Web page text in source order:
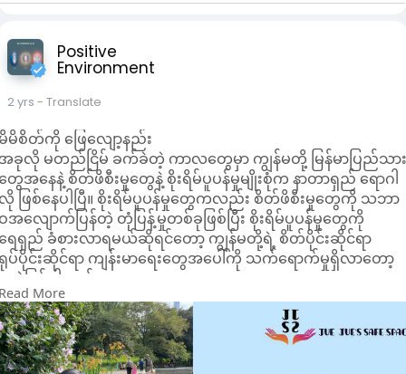
Positive
Environment
2 yrs - Translate
မိစိတ်ကို ဖြေလျော့နည်း
ခုလို မတည်ငြိမ် ခက်ခဲတဲ့ ကာလတွေမှာ ကျွန်မတို့ မြန်မာပြည်သာ
ေအနေနဲ့ စိတ်ဖိစီးမှုတွေနဲ့ စိုးရိမ်ပူပန်မှုမျိုးစုံက နာတာရှည် ရောဂါ
ဖြစ်နေပါပြီ။ စိုးရိမ်ပူပန်မှုတွေကလည်း စိတ်ဖိစီးမှုတွေကို သဘာ
အလျောက်ပြန်တဲ့ တုံပြန့်မှုတစ်ခုဖြစ်ပြီး စိုးရိမ်ပူပန်မှုတွေကို
ေရှည် ခံစားလာရမယ်ဆိုရင်တော့ ကျွန်မတို့ရဲ့ စိတ်ပိုင်းဆိုင်ရာ
ပ်ပိုင်းဆိုင်ရာ ကျန်းမာရေးတွေအပေါ်ကို သက်ရောက်မှုရှိလာတော့
ာပဲဖြစ်ပါတယ်။
ထက်က ဖော်ပြခဲ့သလို စိတ်ပူပန်မှုတွေက သဘာဝအလျောက်
ပြန်တဲ့ တုံ့ပြန်မှုတစ်ခု ဖြစ်တာကြောင့် ကျွန်မတို့တွေအနေနဲ့ အချိန်
ရွေး၊ နေရာမရွေး တွေ့ကြုံခံစားရတတ်ပါတယ်။
းရိမ်ပူပန်မှုတွေမှုတွေကြောင့် ခံစားချက်တွေ ပြင်းထန်လာပြီး ခြေမ
More